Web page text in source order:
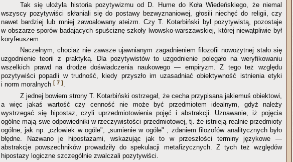
Tak się ułożyła historia pozytywizmu od D. Hume do Koła Wiedeńskiego, że niemal
wszyscy pozytywiści skłaniali się do postawy bezwyznaniowej, głosili niechęć do religii, czy
nawet bardziej lub mniej zawoalowany ateizm. Czy T. Kotarbiński był pozytywistą, pozostaje
w obszarze sporów badających spuściznę szkoły lwowsko-warszawskiej, której niewątpliwie był
koryfeuszem.
Naczelnym, chociaż nie zawsze ujawnianym zagadnieniem filozofii nowożytnej stało się
uzgodnienie teorii z praktyką. Dla pozytywistów to uzgodnienie polegało na weryfikowaniu
wszelkich prawd na drodze doświadczenia naukowego — empiryzm. Z tego też względu
pozytywiści popadli w trudność, kiedy przyszło im uzasadniać obiektywność istnienia etyki
i norm moralnych [ 7 ]
Z jednej bowiem strony T. Kotarbiński ostrzegał, że cecha przypisana jakiemuś obiektowi,
a więc jakaś wartość czy cenność nie może być przedmiotem idealnym, gdyż należy
wystrzegać się hipostaz, czyli uprzedmiotowienia pojęć i abstrakcji. Uznawanie, iż pojęcia
ogólne mają swe odpowiedniki w rzeczywistości przedmiotowej, tj. że istnieją realnie przedmioty
ogólne, jak np. „człowiek w ogóle", „sumienie w ogóle" , zdaniem filozofów analitycznych było
błędne. Nazwano je hipostazami, wskazując jak to w przeszłości terminy językowe —
abstrakcje powszechników prowadziły do spekulacji metafizycznych. Z tych też względów
hipostazy logiczne szczególnie zwalczali pozytywiści.